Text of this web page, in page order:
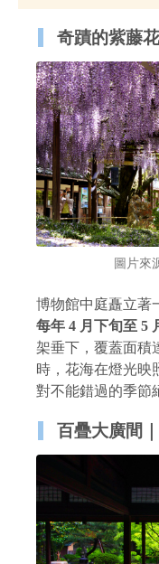
奇蹟的紫藤
圖片來
博物館中庭矗立著
每年 4 月下旬至 5
架垂下，覆蓋面積
時，花海在燈光映
對不能錯過的季節
百疊大廣間